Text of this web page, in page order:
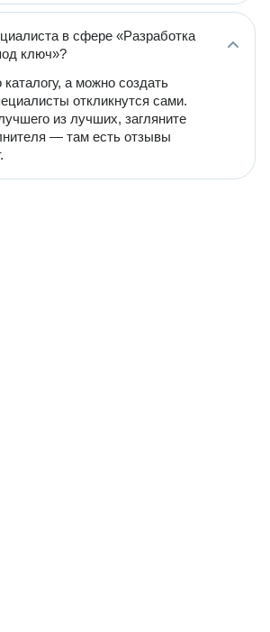
в сфере «Разработка
ключ»?
а можно создать
откликнутся сами.
из лучших, загляните
— там есть отзывы